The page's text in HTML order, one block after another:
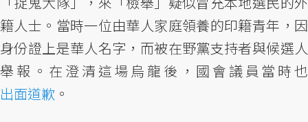
籍人士。當時一位由華人家庭領養的印籍青年，因
身份證上是華人名字，而被在野黨支持者與候選人
舉報。在澄清這場烏龍後，國會議員當時也
出面道歉 。